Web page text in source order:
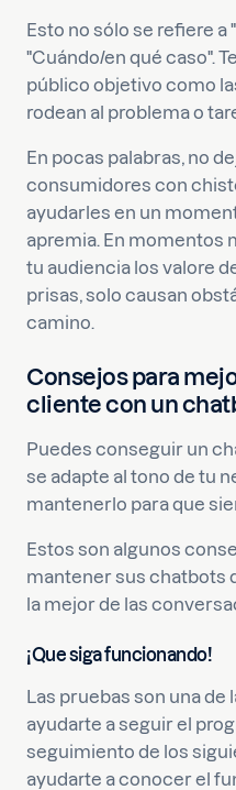
Esto no sólo se refiere a
"Cuándo/en qué caso".
público objetivo como
rodean al problema o
En pocas palabras, no
consumidores con
ayudarles en un
apremia. En momentos
tu audiencia los valore
prisas, solo causan
camino.
Consejos para
cliente con un
Puedes conseguir un
se adapte al tono de tu
mantenerlo para que
Estos son algunos
mantener sus chatbots
la mejor de las
¡Que siga funcionando!
Las pruebas son una de
ayudarte a seguir el
seguimiento de los
ayudarte a conocer el